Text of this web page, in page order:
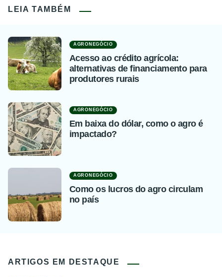
LEIA TAMBÉM
AGRONEGÓCIO
Acesso ao crédito agrícola:
alternativas de financiamento para
produtores rurais
AGRONEGÓCIO
Em baixa do dólar, como o agro é
impactado?
AGRONEGÓCIO
Como os lucros do agro circulam
no país
ARTIGOS EM DESTAQUE